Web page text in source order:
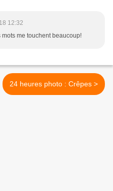
12:32
mots me touchent beaucoup!
24 heures photo : Crêpes >